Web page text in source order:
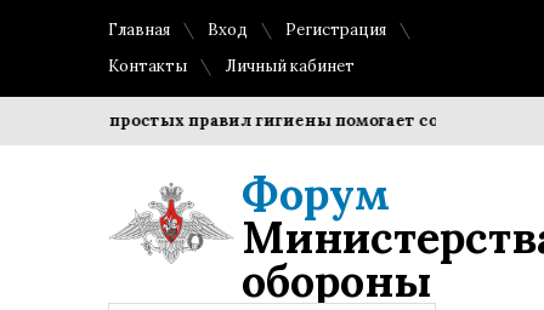
Главная Вход
Регистрация
Контакты
Личный кабинет
простых правил гигиены помогает сохранить
Форум
обороны